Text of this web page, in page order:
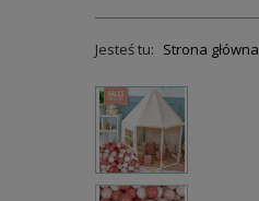
Jesteś tu: Strona główna